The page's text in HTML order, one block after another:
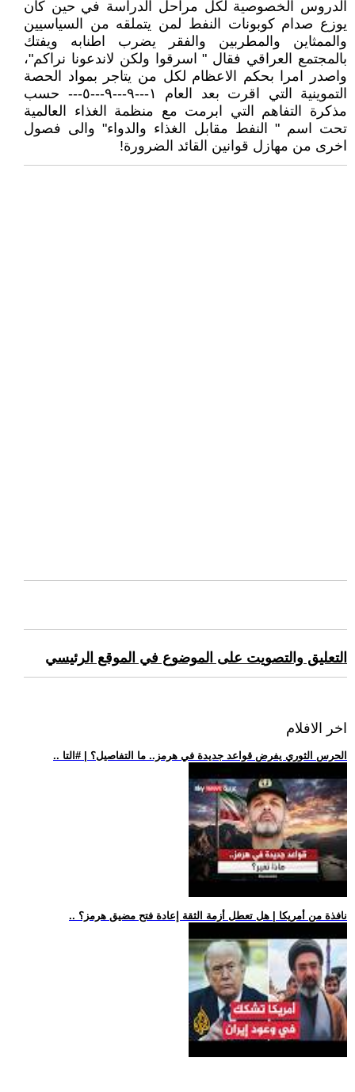
الدروس الخصوصية لكل مراحل الدراسة في حين كان
يوزع صدام كوبونات النفط لمن يتملقه من السياسيين
والممثاين والمطربين والفقر يضرب اطنابه ويفتك
بالمجتمع العراقي فقال " اسرقوا ولكن لاندعونا نراكم"،
واصدر امرا بحكم الاعظام لكل من يتاجر بمواد الحصة
التموينية التي اقرت بعد العام ١---٩---٩---٥--- حسب
مذكرة التفاهم التي ابرمت مع منظمة الغذاء العالمية
تحت اسم " النفط مقابل الغذاء والدواء" والى فصول
اخرى من مهازل قوانين القائد الضرورة!
التعليق والتصويت على الموضوع في الموقع الرئيسي
اخر الافلام
.. الحرس الثوري يفرض قواعد جديدة في هرمز.. ما التفاصيل؟ | #التا
.. نافذة من أمريكا | هل تعطل أزمة الثقة إعادة فتح مضيق هرمز؟